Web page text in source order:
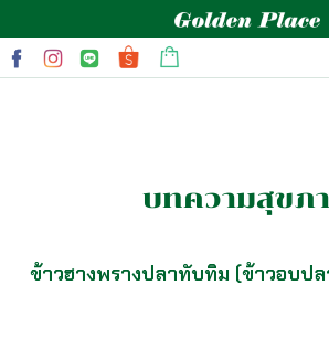
สินค้าและโปรโมชั่น
บทความสุขภ
ข้าวฮางพรางปลาทับทิม (ข้าวอบป